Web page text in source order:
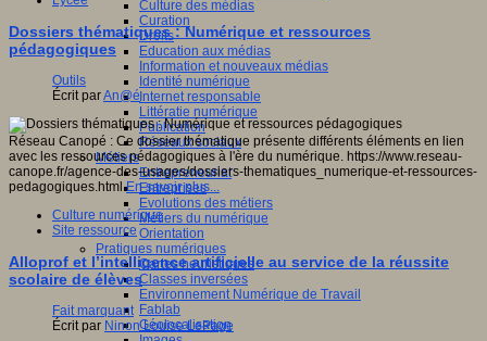
Culture des médias
Curation
Droits
Education aux médias
Information et nouveaux médias
Identité numérique
Internet responsable
Littératie numérique
Publication
Réseaux sociaux
Métiers
Entrepreneuriat
Entreprises
Evolutions des métiers
Métiers du numérique
Orientation
Pratiques numériques
Cartes heuristiques
Classes inversées
Environnement Numérique de Travail
Fablab
Géolocalisation
Dossiers thématiques : Numérique et ressources
pédagogiques
Outils
Écrit parAn@é
Réseau Canopé : Ce dossier thématique présente différents éléments en lien
avec les ressources pédagogiques à l'ère du numérique. https://www.reseau-
canope.fr/agence-des-usages/dossiers-thematiques_numerique-et-ressources-
pedagogiques.htmlEn savoir plus...
Culture numérique
Site ressource
Alloprof et l’intelligence artificielle au service de la réussite
scolaire de élèves
Fait marquant
Écrit par Ninon Louise LePage